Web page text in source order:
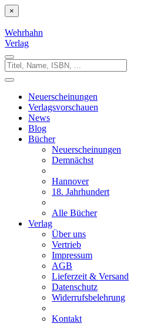
×
Wehrhahn
Verlag
Toggle
navigation
Neuerscheinungen
Verlagsvorschauen
News
Blog
Bücher
Neuerscheinungen
Demnächst
Hannover
18. Jahrhundert
Alle Bücher
Verlag
Über uns
Vertrieb
Impressum
AGB
Lieferzeit & Versand
Datenschutz
Widerrufsbelehrung
Kontakt